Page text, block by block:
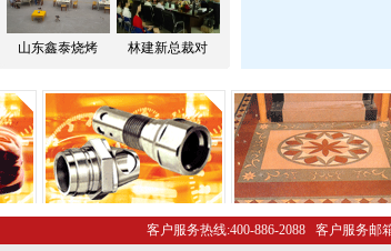
山东鑫泰烧烤 林建新总裁对
客户服务热线:400-886-2088 客户服务邮